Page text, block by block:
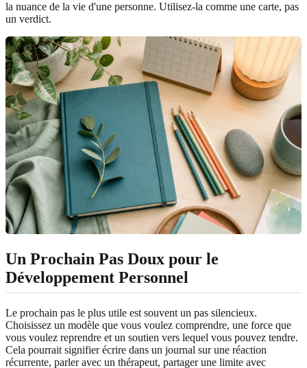
la nuance de la vie d'une personne. Utilisez-la comme une carte, pas
un verdict.
Un Prochain Pas Doux pour le
Développement Personnel
Le prochain pas le plus utile est souvent un pas silencieux.
Choisissez un modèle que vous voulez comprendre, une force que
vous voulez reprendre et un soutien vers lequel vous pouvez tendre.
Cela pourrait signifier écrire dans un journal sur une réaction
récurrente, parler avec un thérapeut, partager une limite avec